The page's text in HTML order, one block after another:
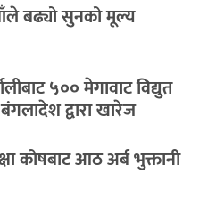
बढ्यो सुनको मूल्य
५०० मेगावाट विद्युत
द्वारा खारेज
कोषबाट आठ अर्ब भुक्तानी